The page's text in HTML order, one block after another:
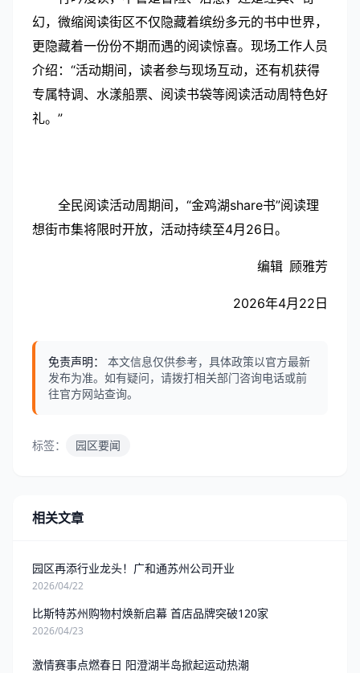
幻，微缩阅读街区不仅隐藏着缤纷多元的书中世界，
更隐藏着一份份不期而遇的阅读惊喜。现场工作人员
介绍：“活动期间，读者参与现场互动，还有机获得
专属特调、水漾船票、阅读书袋等阅读活动周特色好
礼。”
全民阅读活动周期间，“金鸡湖share书”阅读理
想街市集将限时开放，活动持续至4月26日。
编辑 顾雅芳
2026年4月22日
免责声明：
本文信息仅供参考，具体政策以官方最新
发布为准。如有疑问，请拨打相关部门咨询电话或前
往官方网站查询。
标签： 园区要闻
相关文章
园区再添行业龙头！广和通苏州公司开业
2026/04/22
比斯特苏州购物村焕新启幕 首店品牌突破120家
2026/04/23
激情赛事点燃春日 阳澄湖半岛掀起运动热潮